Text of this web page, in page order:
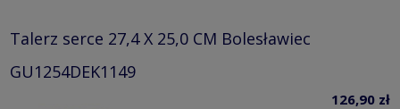
Talerz serce 27,4 X 25,0 CM Bolesławiec
GU1254DEK1149
126,90 zł